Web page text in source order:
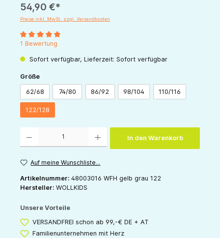
54,90 €*
Preise inkl. MwSt. zzgl. Versandkosten
Durchschnittliche Bewertung von 5 von 5 Sternen
1 Bewertung
Sofort verfügbar, Lieferzeit: Sofort verfügbar
Größeauswählen
62/68 74/80 86/92 98/104 110/116
122/128
In den Warenkorb
Auf meine Wunschliste...
Artikelnummer: 48003016 WFH gelb grau 122
Hersteller: WOLLKIDS
Unsere Vorteile
VERSANDFREI schon ab 99,-€ DE + AT
Familienunternehmen mit Herz